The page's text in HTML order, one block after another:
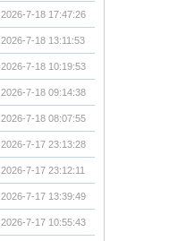
2026-7-18 17:47:26
2026-7-18 13:11:53
2026-7-18 10:19:53
2026-7-18 09:14:38
2026-7-18 08:07:55
2026-7-17 23:13:28
2026-7-17 23:12:11
2026-7-17 13:39:49
2026-7-17 10:55:43